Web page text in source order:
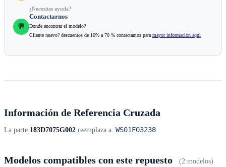
💬
¿Necesitas ayuda?
Contactarnos
Donde encontrar el modelo?
Cliente nuevo? descuentos de 10% a 70 % contactamos para mayor información aquí
Información de Referencia Cruzada
La parte 183D7075G002 reemplaza a: WS01F03238
Modelos compatibles con este repuesto (2 modelos)